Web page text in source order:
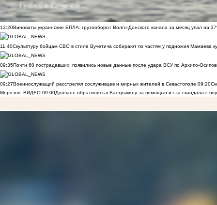
13:20Виноваты украинские БПЛА: грузооборот Волго-Донского канала за месяц упал на
11:40Скульптуру бойцам СВО в стиле Вучетича собирают по частям у подножия Мамаева
09:35Почти 60 пострадавших: появились новые данные после удара ВСУ по Архипо-
09:27Военнослужащий расстрелял сослуживцев и мирных жителей в Севастополе 09:20
Морозов ВИДЕО 09:00Дончане обратились к Бастрыкину за помощью из-за скандала с